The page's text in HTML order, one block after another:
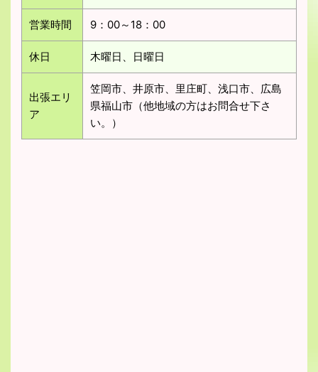
営業時間 9：00～18：00
休日 木曜日、日曜日
出張エリ
ア
笠岡市、井原市、里庄町、浅口市、広島
県福山市（他地域の方はお問合せ下さ
い。）